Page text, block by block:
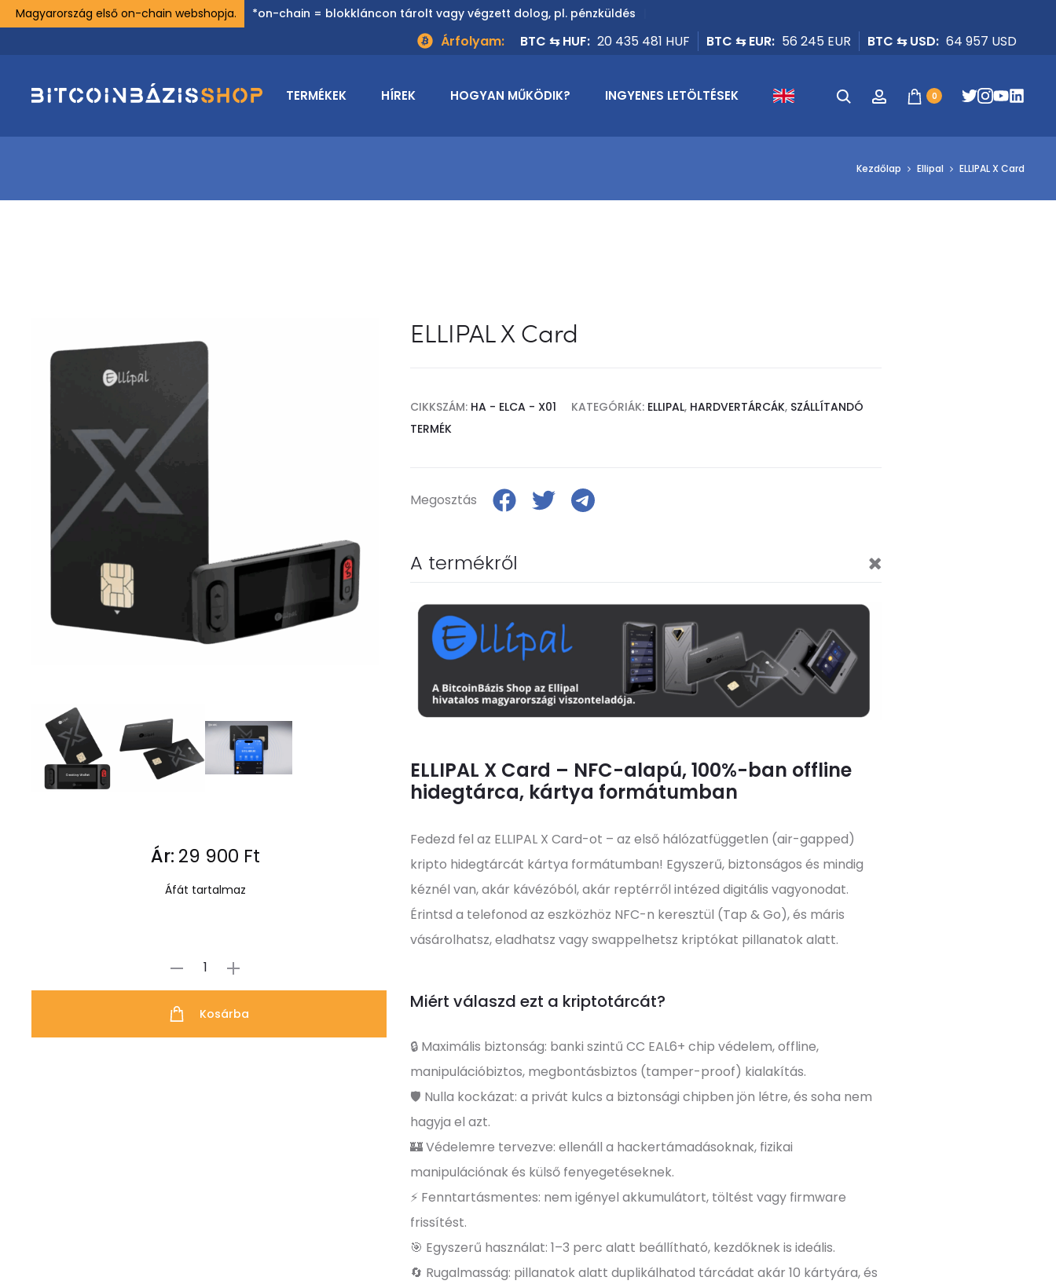
Magyarország első on-chain webshopja. *on-chain = blokkláncon tárolt vagy végzett dolog, pl. pénzküldés
Árfolyam: BTC ⇆ HUF: 20 435 481 HUF BTC ⇆ EUR: 56 245 EUR BTC ⇆ USD: 64 957 USD
TERMÉKEK HÍREK HOGYAN MŰKÖDIK? INGYENES LETÖLTÉSEK Keresés Fiók 0
Kezdőlap Ellipal ELLIPAL X Card
Ár: 29 900 Ft
Áfát tartalmaz
ELLIPAL
Card
Kosárba
ELLIPAL X Card
CIKKSZÁM: HA - ELCA - X01 KATEGÓRIÁK: ELLIPAL, HARDVERTÁRCÁK, SZÁLLÍTANDÓ
TERMÉK
Megosztás
A termékről
ELLIPAL X Card – NFC-alapú, 100%-ban offline
hidegtárca, kártya formátumban
Fedezd fel az ELLIPAL X Card-ot – az első hálózatfüggetlen (air-gapped)
kripto hidegtárcát kártya formátumban! Egyszerű, biztonságos és mindig
kéznél van, akár kávézóból, akár reptérről intézed digitális vagyonodat.
Érintsd a telefonod az eszközhöz NFC-n keresztül (Tap & Go), és máris
vásárolhatsz, eladhatsz vagy swappelhetsz kriptókat pillanatok alatt.
Miért válaszd ezt a kriptotárcát?
🔒 Maximális biztonság: banki szintű CC EAL6+ chip védelem, offline,
manipulációbiztos, megbontásbiztos (tamper-proof) kialakítás.
🛡️ Nulla kockázat: a privát kulcs a biztonsági chipben jön létre, és soha nem
hagyja el azt.
🏰 Védelemre tervezve: ellenáll a hackertámadásoknak, fizikai
manipulációnak és külső fenyegetéseknek.
⚡ Fenntartásmentes: nem igényel akkumulátort, töltést vagy firmware
frissítést.
🎯 Egyszerű használat: 1–3 perc alatt beállítható, kezdőknek is ideális.
🔄 Rugalmasság: pillanatok alatt duplikálhatod tárcádat akár 10 kártyára, és